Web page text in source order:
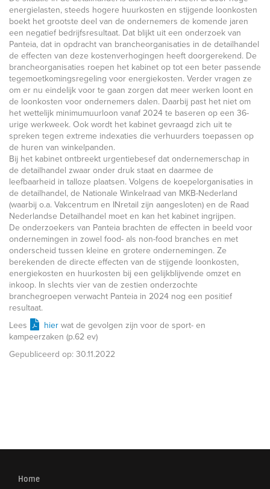
energielasten, steeds hogere huurkosten en stijgende loonkosten
boekt het grootste deel van de ondernemers de komende jaren
een negatief bedrijfsresultaat. Dat blijkt uit een onderzoek van
Panteia, dat in opdracht van brancheorganisaties in de detailhandel
de effecten van deze kostenverhogingen heeft doorgerekend. De
brancheorganisaties roepen het kabinet op tot een beter passende
tegemoetkomingsregeling voor energiekosten. Verder vragen ze
om er nu eindelijk voor te gaan zorgen dat meer werken loont en
de loonkosten voor ondernemers dalen. Daarbij past het niet om
het wettelijk minimumuurloon vanaf 2024 te baseren op een 36-
urige werkweek. Ook wordt het kabinet gevraagd zich uit te
spreken tegen extreme indexaties die verhuurders toepassen op
de huren van winkelpanden.
Bij het kabinet ontbreekt urgentiebesef dat ondernemerschap in
de detailhandel zwaar onder druk staat en daarmee de
leefbaarheid in talloze plaatsen. Volgens de koepelorganisaties in
de detailhandel, de Nationale Winkelraad van MKB-Nederland
(waarbij o.a. Vakcentrum en INretail zijn aangesloten) en de Raad
Nederlandse Detailhandel moet en kan het kabinet ingrijpen.
De onderzoekers van Panteia brachten de effecten in beeld voor
ondernemingen in zowel food- als non-food branches en met
onderscheid tussen kleine en grotere ondernemingen. Ze
berekenden de directe effecten van de stijgende loonkosten,
energiekosten en huurkosten bij een gelijkblijvende omzet en
inkoop. In slechts vier van de zestien onderzochte
branchegroepen verwacht Panteia in 2024 nog een positief
resultaat.
Lees
hier wat de gevolgen zijn voor de sport- en
kampeerzaken (p.62 ev)
Gepubliceerd op: 30.11.2022
Home